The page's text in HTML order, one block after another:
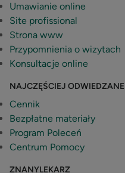
Umawianie online
Site profissional
Strona www
Przypomnienia o wizytach
Konsultacje online
NAJCZĘŚCIEJ ODWIEDZANE
Cennik
Bezpłatne materiały
Program Poleceń
Centrum Pomocy
ZNANYLEKARZ